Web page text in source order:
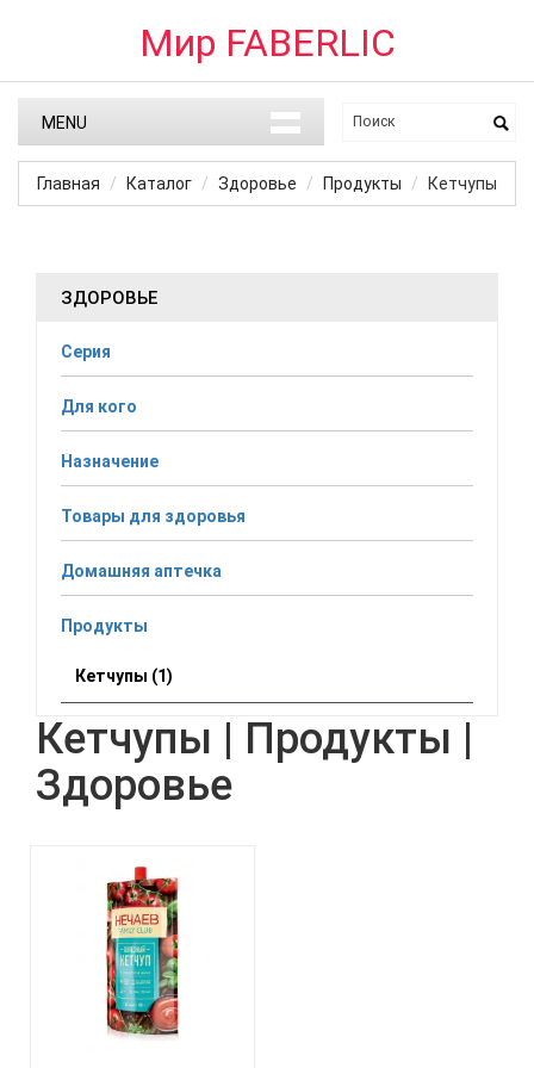
Мир FABERLIC
MENU
Главная Каталог Здоровье Продукты Кетчупы
ЗДОРОВЬЕ
Серия
Для кого
Назначение
Товары для здоровья
Домашняя аптечка
Продукты
Кетчупы (1)
Кетчупы | Продукты |
Здоровье